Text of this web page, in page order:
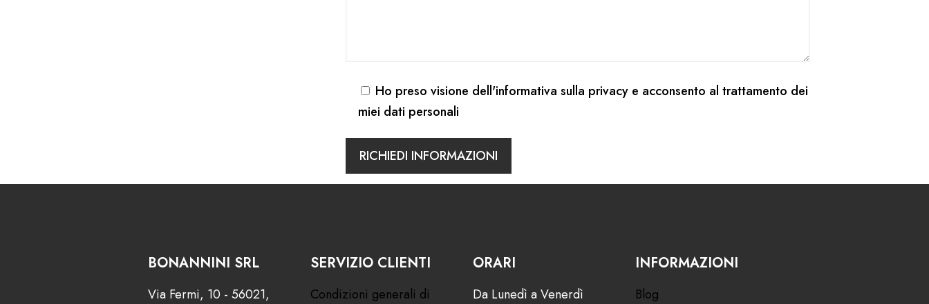
Ho preso visione dell'informativa sulla privacy e acconsento al trattamento dei
miei dati personali
BONANNINI SRL
Via Fermi, 10 - 56021,
SERVIZIO CLIENTI
Condizioni generali di
ORARI
Da Lunedì a Venerdì
INFORMAZIONI
Blog